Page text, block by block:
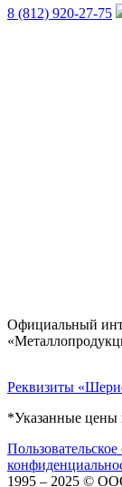
8 (812) 920-27-75
Официальный
Реквизиты
*Указанные цены
1995 – 2025 ©